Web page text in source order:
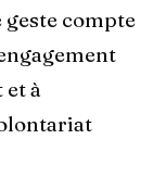
geste compte
à